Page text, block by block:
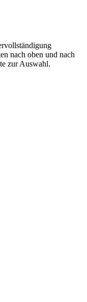
nach oben und nach
zur Auswahl.